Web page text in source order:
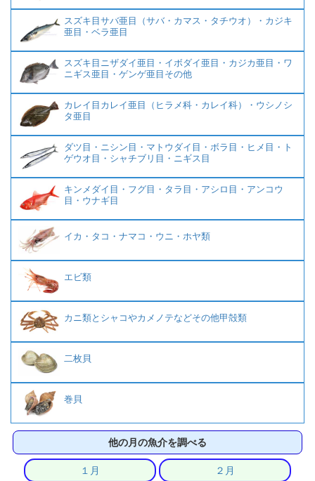
スズキ目サバ亜目（サバ・カマス・タチウオ）・カジキ
亜目・ベラ亜目
スズキ目ニザダイ亜目・イボダイ亜目・カジカ亜目・ワ
ニギス亜目・ゲンゲ亜目その他
カレイ目カレイ亜目（ヒラメ科・カレイ科）・ウシノシ
タ亜目
ダツ目・ニシン目・マトウダイ目・ボラ目・ヒメ目・ト
ゲウオ目・シャチブリ目・ニギス目
キンメダイ目・フグ目・タラ目・アシロ目・アンコウ
目・ウナギ目
イカ・タコ・ナマコ・ウニ・ホヤ類
エビ類
カニ類とシャコやカメノテなどその他甲殻類
二枚貝
巻貝
他の月の魚介を調べる
１月 ２月